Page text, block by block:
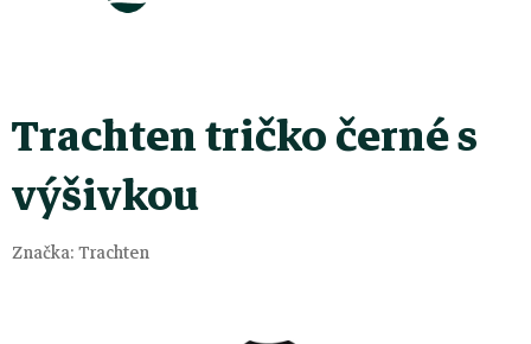
Trachten tričko černé s
výšivkou
Značka:Trachten